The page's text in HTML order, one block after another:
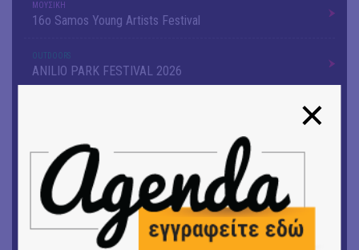
ΜΟΥΣΙΚΗ
16o Samos Young Artists Festival
OUTDΟORS
ANILIO PARK FESTIVAL 2026
ΘΕΑΤΡΟ / ΧΟΡΟΣ
«ΑΗ ΛΑΟΣ» | Ένα σκηνικό ρέκβιεμ για την ήττα ενός
λαού
Ομαδική έκθεση | Προσωρινά για Πάντα